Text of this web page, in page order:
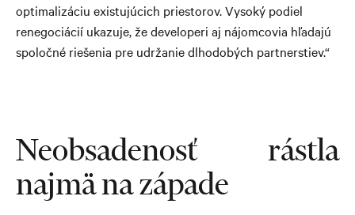
optimalizáciu existujúcich priestorov. Vysoký podiel
renegociácií ukazuje, že developeri aj nájomcovia hľadajú
spoločné riešenia pre udržanie dlhodobých partnerstiev.“
Neobsadenosť rástla
najmä na západe